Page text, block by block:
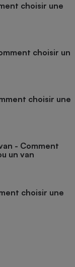
choisir une
choisir un
choisir une
- Comment
un van
choisir une